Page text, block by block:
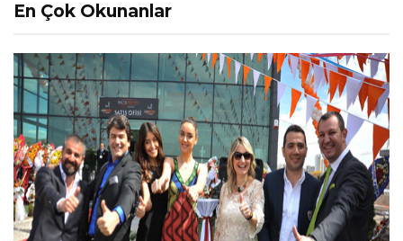
En Çok Okunanlar